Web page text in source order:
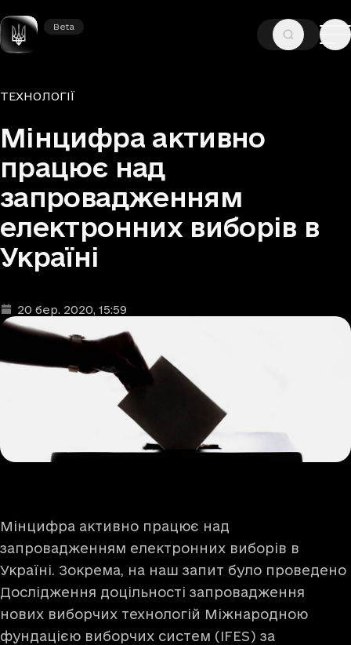
Beta
Beta
ГОЛОВНА —НОВИНИ
Рубрики
ТЕХНОЛОГІЇ
Мінцифра активно
працює над
запровадженням
електронних виборів в
Україні
Дата та час публікації:
20 бер. 2020, 15:59
Мінцифра активно працює над
запровадженням електронних виборів в
Україні. Зокрема, на наш запит було проведено
Дослідження доцільності запровадження
нових виборчих технологій Міжнародною
фундацією виборчих систем (IFES) за